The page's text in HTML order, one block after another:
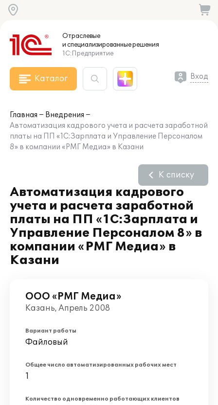
Отраслевые
и специализированныерешения
1С:Предприятие
Каталог Вход
Главная
Внедрения
Автоматизация кадрового учета и расчета заработной
платы на ПП «1С:Зарплата и Управление Персоналом
8» в компании «РМГ Медиа» в Казани
Автоматизация кадрового
учета и расчета заработной
платы на ПП «1С:Зарплата и
Управление Персоналом 8» в
компании «РМГ Медиа» в
Казани
К списку
ООО «РМГ Медиа»
Казань, Апрель 2008
Вариант работы
Файловый
Общее число автоматизированных рабочих мест
1
Количество одновременно работающих клиентов